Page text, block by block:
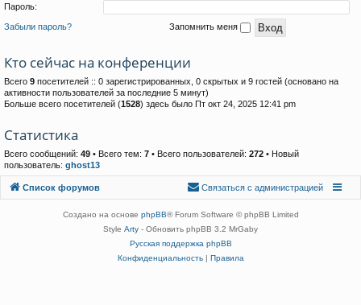
Пароль:
Забыли пароль? Запомнить меня
Кто сейчас на конференции
Всего 9 посетителей :: 0 зарегистрированных, 0 скрытых и 9 гостей (основано на
активности пользователей за последние 5 минут)
Больше всего посетителей (1528) здесь было Пт окт 24, 2025 12:41 pm
Статистика
Всего сообщений: 49 • Всего тем: 7 • Всего пользователей: 272 • Новый
пользователь: ghost13
Список форумов
Связаться с
Связаться с администрацией
Создано на основе phpBB® Forum Software © phpBB Limited
Style Arty - Обновить phpBB 3.2 MrGaby
Русская поддержка phpBB
Конфиденциальность| Правила